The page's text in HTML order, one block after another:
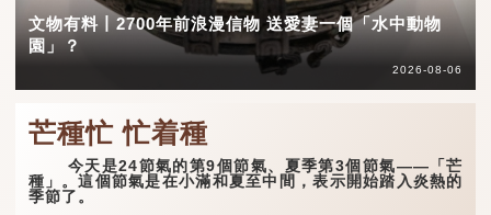
文物有料丨2700年前浪漫信物 送愛妻一個「水中動物
園」？
2026-08-06
芒種忙 忙着種
今天是24節氣的第9個節氣、夏季第3個節氣——「芒
種」。這個節氣是在小滿和夏至中間，表示開始踏入炎熱的
季節了。